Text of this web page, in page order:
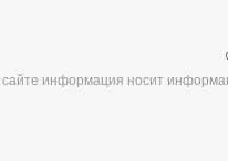
информация носит